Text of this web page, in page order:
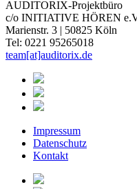
AUDITORIX-Projektbüro
c/o INITIATIVE HÖREN
Marienstr. 3 | 50825 Köln
Tel: 0221 95265018
team[at]auditorix.de
Impressum
Datenschutz
Kontakt